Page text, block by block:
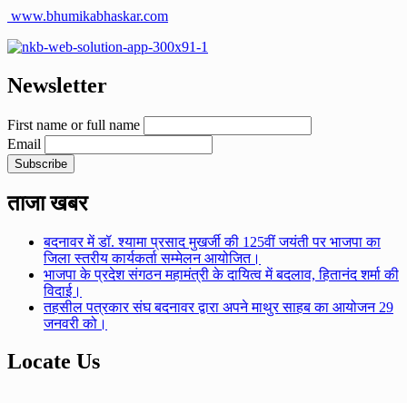
www.bhumikabhaskar.com
Newsletter
First name or full name
Email
ताजा खबर
बदनावर में डॉ. श्यामा प्रसाद मुखर्जी की 125वीं जयंती पर भाजपा का
जिला स्तरीय कार्यकर्ता सम्मेलन आयोजित।
भाजपा के प्रदेश संगठन महामंत्री के दायित्व में बदलाव, हितानंद शर्मा की
विदाई।
तहसील पत्रकार संघ बदनावर द्वारा अपने माथुर साहब का आयोजन 29
जनवरी को।
Locate Us